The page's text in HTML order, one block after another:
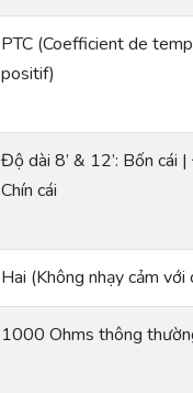
PTC (Coefficient de
positif)
Độ dài 8’ & 12’: Bốn cái
Chín cái
Hai (Không nhạy cảm với
1000 Ohms thông